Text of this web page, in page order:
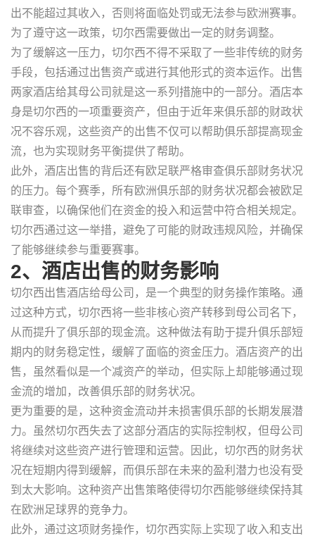
出不能超过其收入，否则将面临处罚或无法参与欧洲赛事。
为了遵守这一政策，切尔西需要做出一定的财务调整。
为了缓解这一压力，切尔西不得不采取了一些非传统的财务
手段，包括通过出售资产或进行其他形式的资本运作。出售
两家酒店给其母公司就是这一系列措施中的一部分。酒店本
身是切尔西的一项重要资产，但由于近年来俱乐部的财政状
况不容乐观，这些资产的出售不仅可以帮助俱乐部提高现金
流，也为实现财务平衡提供了帮助。
此外，酒店出售的背后还有欧足联严格审查俱乐部财务状况
的压力。每个赛季，所有欧洲俱乐部的财务状况都会被欧足
联审查，以确保他们在资金的投入和运营中符合相关规定。
切尔西通过这一举措，避免了可能的财政违规风险，并确保
了能够继续参与重要赛事。
2、酒店出售的财务影响
切尔西出售酒店给母公司，是一个典型的财务操作策略。通
过这种方式，切尔西将一些非核心资产转移到母公司名下，
从而提升了俱乐部的现金流。这种做法有助于提升俱乐部短
期内的财务稳定性，缓解了面临的资金压力。酒店资产的出
售，虽然看似是一个减资产的举动，但实际上却能够通过现
金流的增加，改善俱乐部的财务状况。
更为重要的是，这种资金流动并未损害俱乐部的长期发展潜
力。虽然切尔西失去了这部分酒店的实际控制权，但母公司
将继续对这些资产进行管理和运营。因此，切尔西的财务状
况在短期内得到缓解，而俱乐部在未来的盈利潜力也没有受
到太大影响。这种资产出售策略使得切尔西能够继续保持其
在欧洲足球界的竞争力。
此外，通过这项财务操作，切尔西实际上实现了收入和支出